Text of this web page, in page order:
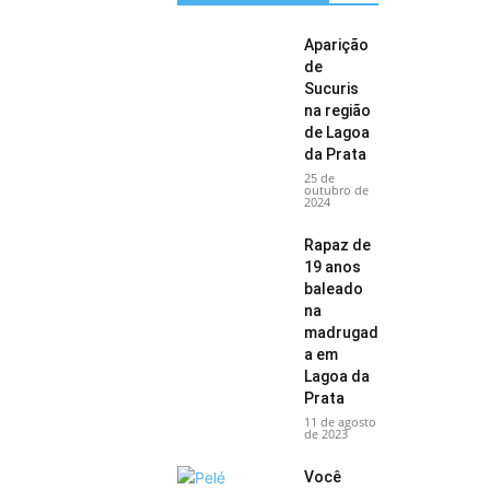
Aparição
de
Sucuris
na região
de Lagoa
da Prata
25 de
outubro de
2024
Rapaz de
19 anos
baleado
na
madrugad
a em
Lagoa da
Prata
11 de agosto
de 2023
Você